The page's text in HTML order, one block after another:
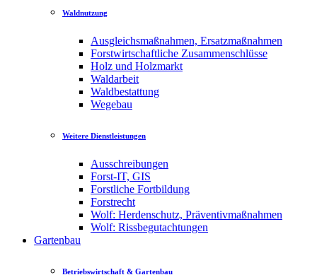
Waldnutzung
Ausgleichsmaßnahmen, Ersatzmaßnahmen
Forstwirtschaftliche Zusammenschlüsse
Holz und Holzmarkt
Waldarbeit
Waldbestattung
Wegebau
Weitere Dienstleistungen
Ausschreibungen
Forst-IT, GIS
Forstliche Fortbildung
Forstrecht
Wolf: Herdenschutz, Präventivmaßnahmen
Wolf: Rissbegutachtungen
Gartenbau
Betriebswirtschaft & Gartenbau